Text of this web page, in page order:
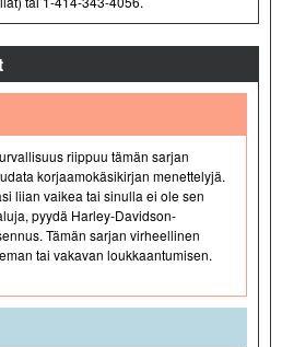
riippuu tämän sarjan
korjaamokäsikirjan menettelyjä.
liian vaikea tai sinulla ei ole sen
pyydä Harley-Davidson-
Tämän sarjan virheellinen
tai vakavan loukkaantumisen.